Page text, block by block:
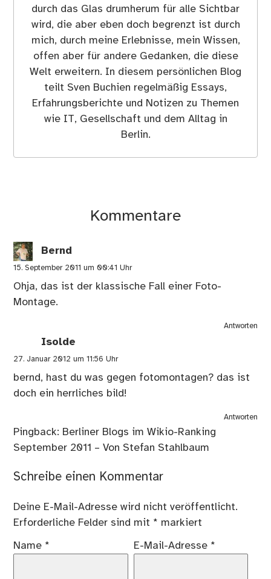
durch das Glas drumherum für alle Sichtbar
wird, die aber eben doch begrenzt ist durch
mich, durch meine Erlebnisse, mein Wissen,
offen aber für andere Gedanken, die diese
Welt erweitern. In diesem persönlichen Blog
teilt Sven Buchien regelmäßig Essays,
Erfahrungsberichte und Notizen zu Themen
wie IT, Gesellschaft und dem Alltag in
Berlin.
Kommentare
Bernd
15. September 2011 um 00:41 Uhr
Ohja, das ist der klassische Fall einer Foto-
Montage.
Antworten
Isolde
27. Januar 2012 um 11:56 Uhr
bernd, hast du was gegen fotomontagen? das ist
doch ein herrliches bild!
Antworten
Pingback: Berliner Blogs im Wikio-Ranking
September 2011 – Von Stefan Stahlbaum
Schreibe einen Kommentar
Deine E-Mail-Adresse wird nicht veröffentlicht.
Erforderliche Felder sind mit * markiert
Name * E-Mail-Adresse *